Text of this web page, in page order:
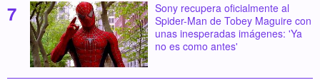
Sony recupera oficialmente al
Spider-Man de Tobey Maguire con
unas inesperadas imágenes: 'Ya
no es como antes'